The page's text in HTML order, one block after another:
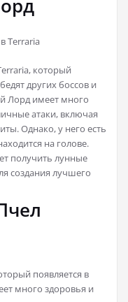
который
других боссов и
Лорд имеет много
атаки, включая
Однако, у него есть
на голове.
получить лунные
создания лучшего
появляется в
много здоровья и